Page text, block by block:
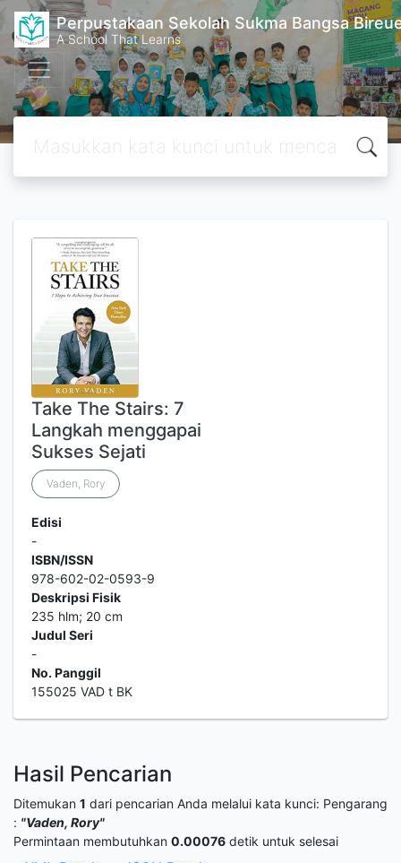
Perpustakaan Sekolah Sukma Bangsa
A School That Learns
Take The Stairs: 7
Langkah menggapai
Sukses Sejati
Vaden, Rory
Edisi
-
ISBN/ISSN
978-602-02-0593-9
Deskripsi Fisik
235 hlm; 20 cm
Judul Seri
-
No. Panggil
155025 VAD t BK
Hasil Pencarian
Ditemukan 1 dari pencarian Anda melalui kata kunci: Pengarang
: "Vaden, Rory"
Permintaan membutuhkan 0.00076 detik untuk selesai